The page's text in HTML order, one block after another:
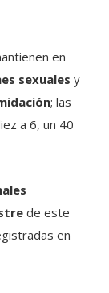
en
sexuales y
; las
a 6, un 40
de este
en